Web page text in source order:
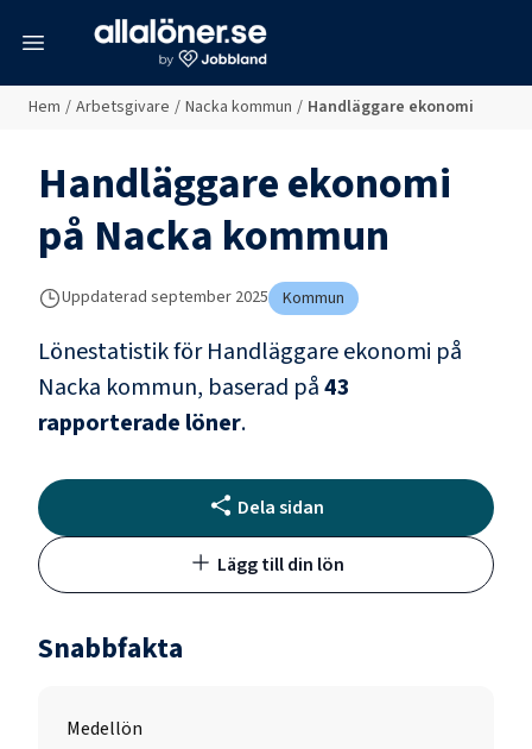
Hem / Arbetsgivare / Nacka kommun / Handläggare ekonomi
Handläggare ekonomi
på Nacka kommun
Uppdaterad september 2025 Kommun
Lönestatistik förHandläggare ekonomi på
Nacka kommun, baserad på43
rapporterade löner.
Dela sidan
Lägg till din lön
Snabbfakta
Medellön